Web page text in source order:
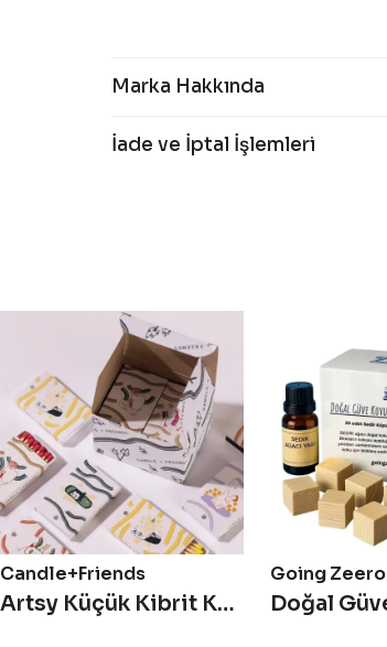
Marka Hakkında
İade ve İptal İşlemleri
Candle+Friends
Artsy Küçük Kibrit Kutu Seti
Going Zeero